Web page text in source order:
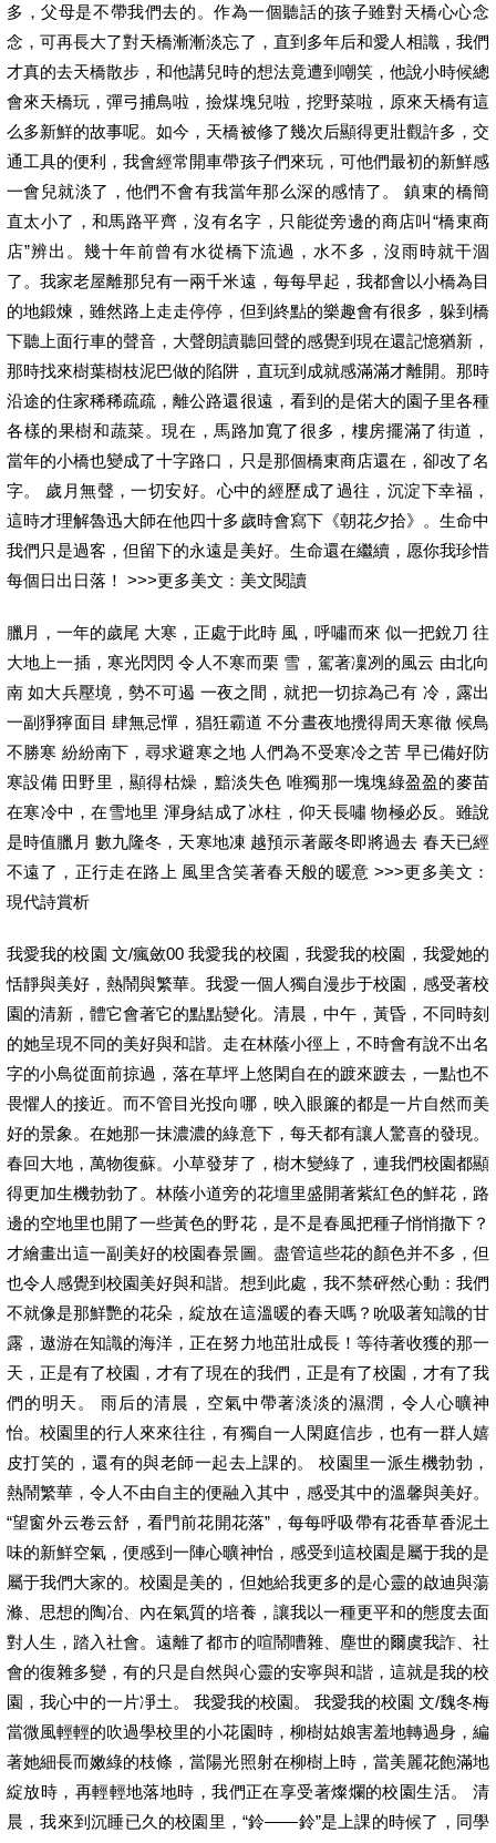
多，父母是不帶我們去的。作為一個聽話的孩子雖對天橋心心念
念，可再長大了對天橋漸漸淡忘了，直到多年后和愛人相識，我們
才真的去天橋散步，和他講兒時的想法竟遭到嘲笑，他說小時候總
會來天橋玩，彈弓捕鳥啦，撿煤塊兒啦，挖野菜啦，原來天橋有這
么多新鮮的故事呢。如今，天橋被修了幾次后顯得更壯觀許多，交
通工具的便利，我會經常開車帶孩子們來玩，可他們最初的新鮮感
一會兒就淡了，他們不會有我當年那么深的感情了。 鎮東的橋簡
直太小了，和馬路平齊，沒有名字，只能從旁邊的商店叫“橋東商
店”辨出。幾十年前曾有水從橋下流過，水不多，沒雨時就干涸
了。我家老屋離那兒有一兩千米遠，每每早起，我都會以小橋為目
的地鍛煉，雖然路上走走停停，但到終點的樂趣會有很多，躲到橋
下聽上面行車的聲音，大聲朗讀聽回聲的感覺到現在還記憶猶新，
那時找來樹葉樹枝泥巴做的陷阱，直玩到成就感滿滿才離開。那時
沿途的住家稀稀疏疏，離公路還很遠，看到的是偌大的園子里各種
各樣的果樹和蔬菜。現在，馬路加寬了很多，樓房擺滿了街道，
當年的小橋也變成了十字路口，只是那個橋東商店還在，卻改了名
字。 歲月無聲，一切安好。心中的經歷成了過往，沉淀下幸福，
這時才理解魯迅大師在他四十多歲時會寫下《朝花夕拾》。生命中
我們只是過客，但留下的永遠是美好。生命還在繼續，愿你我珍惜
每個日出日落！ >>>更多美文：美文閱讀
臘月，一年的歲尾 大寒，正處于此時 風，呼嘯而來 似一把銳刀 往
大地上一插，寒光閃閃 令人不寒而栗 雪，駕著凜冽的風云 由北向
南 如大兵壓境，勢不可遏 一夜之間，就把一切掠為己有 冷，露出
一副猙獰面目 肆無忌憚，猖狂霸道 不分晝夜地攪得周天寒徹 候鳥
不勝寒 紛紛南下，尋求避寒之地 人們為不受寒冷之苦 早已備好防
寒設備 田野里，顯得枯燥，黯淡失色 唯獨那一塊塊綠盈盈的麥苗
在寒冷中，在雪地里 渾身結成了冰柱，仰天長嘯 物極必反。雖說
是時值臘月 數九隆冬，天寒地凍 越預示著嚴冬即將過去 春天已經
不遠了，正行走在路上 風里含笑著春天般的暖意 >>>更多美文：
現代詩賞析
我愛我的校園 文/瘋斂00 我愛我的校園，我愛我的校園，我愛她的
恬靜與美好，熱鬧與繁華。我愛一個人獨自漫步于校園，感受著校
園的清新，體它會著它的點點變化。清晨，中午，黃昏，不同時刻
的她呈現不同的美好與和諧。走在林蔭小徑上，不時會有說不出名
字的小鳥從面前掠過，落在草坪上悠閑自在的踱來踱去，一點也不
畏懼人的接近。而不管目光投向哪，映入眼簾的都是一片自然而美
好的景象。在她那一抹濃濃的綠意下，每天都有讓人驚喜的發現。
春回大地，萬物復蘇。小草發芽了，樹木變綠了，連我們校園都顯
得更加生機勃勃了。林蔭小道旁的花壇里盛開著紫紅色的鮮花，路
邊的空地里也開了一些黃色的野花，是不是春風把種子悄悄撒下？
才繪畫出這一副美好的校園春景圖。盡管這些花的顏色并不多，但
也令人感覺到校園美好與和諧。想到此處，我不禁砰然心動：我們
不就像是那鮮艷的花朵，綻放在這溫暖的春天嗎？吮吸著知識的甘
露，遨游在知識的海洋，正在努力地茁壯成長！等待著收獲的那一
天，正是有了校園，才有了現在的我們，正是有了校園，才有了我
們的明天。 雨后的清晨，空氣中帶著淡淡的濕潤，令人心曠神
怡。校園里的行人來來往往，有獨自一人閑庭信步，也有一群人嬉
皮打笑的，還有的與老師一起去上課的。 校園里一派生機勃勃，
熱鬧繁華，令人不由自主的便融入其中，感受其中的溫馨與美好。
“望窗外云卷云舒，看門前花開花落”，每每呼吸帶有花香草香泥土
味的新鮮空氣，便感到一陣心曠神怡，感受到這校園是屬于我的是
屬于我們大家的。校園是美的，但她給我更多的是心靈的啟迪與蕩
滌、思想的陶冶、內在氣質的培養，讓我以一種更平和的態度去面
對人生，踏入社會。遠離了都市的喧鬧嘈雜、塵世的爾虞我詐、社
會的復雜多變，有的只是自然與心靈的安寧與和諧，這就是我的校
園，我心中的一片凈土。 我愛我的校園。 我愛我的校園 文/魏冬梅
當微風輕輕的吹過學校里的小花園時，柳樹姑娘害羞地轉過身，編
著她細長而嫩綠的枝條，當陽光照射在柳樹上時，當美麗花飽滿地
綻放時，再輕輕地落地時，我們正在享受著燦爛的校園生活。 清
晨，我來到沉睡已久的校園里，“鈴——鈴”是上課的時候了，同學